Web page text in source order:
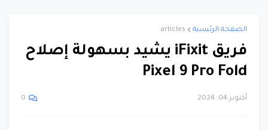
الصفحة الرئيسية articles
فريق iFixit يشيد بسهولة إصلاح
Pixel 9 Pro Fold
أكتوبر 04, 2024 0